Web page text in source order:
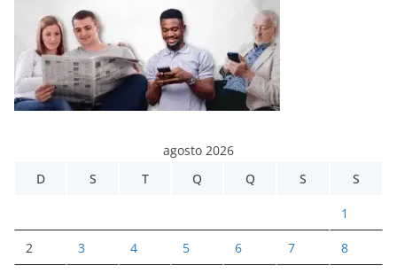
agosto 2026
D
S T Q Q S S
1
2 3 4 5 6 7 8